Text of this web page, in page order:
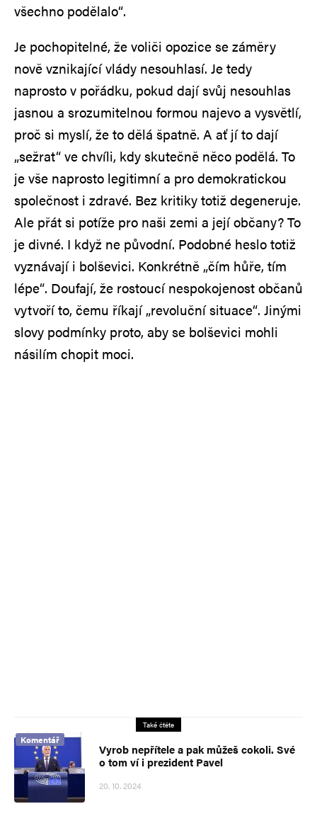
všechno podělalo“.
Je pochopitelné, že voliči opozice se záměry
nově vznikající vlády nesouhlasí. Je tedy
naprosto v pořádku, pokud dají svůj nesouhlas
jasnou a srozumitelnou formou najevo a vysvětlí,
proč si myslí, že to dělá špatně. A ať jí to dají
„sežrat“ ve chvíli, kdy skutečně něco podělá. To
je vše naprosto legitimní a pro demokratickou
společnost i zdravé. Bez kritiky totiž degeneruje.
Ale přát si potíže pro naši zemi a její občany? To
je divné. I když ne původní. Podobné heslo totiž
vyznávají i bolševici. Konkrétně „čím hůře, tím
lépe“. Doufají, že rostoucí nespokojenost občanů
vytvoří to, čemu říkají „revoluční situace“. Jinými
slovy podmínky proto, aby se bolševici mohli
násilím chopit moci.
Také čtěte
Komentář
Vyrob nepřítele a pak můžeš cokoli. Své
o tom ví i prezident Pavel
20. 10. 2024